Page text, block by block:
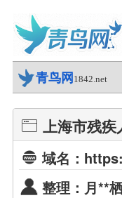
青鸟网 1842.net
上海市残疾
域名：
整理：月**